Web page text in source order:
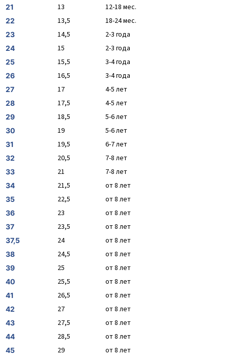
21 13 12-18 мес.
22 13,5 18-24 мес.
23 14,5 2-3 года
24 15 2-3 года
25 15,5 3-4 года
26 16,5 3-4 года
27 17 4-5 лет
28 17,5 4-5 лет
29 18,5 5-6 лет
30 19 5-6 лет
31 19,5 6-7 лет
32 20,5 7-8 лет
33 21 7-8 лет
34 21,5 от 8 лет
35 22,5 от 8 лет
36 23 от 8 лет
37 23,5 от 8 лет
37,5 24 от 8 лет
38 24,5 от 8 лет
39 25 от 8 лет
40 25,5 от 8 лет
41 26,5 от 8 лет
42 27 от 8 лет
43 27,5 от 8 лет
44 28,5 от 8 лет
45 29 от 8 лет